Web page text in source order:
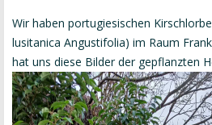
Wir haben portugiesischen
lusitanica Angustifolia) im Raum
hat uns diese Bilder der gepflanzten